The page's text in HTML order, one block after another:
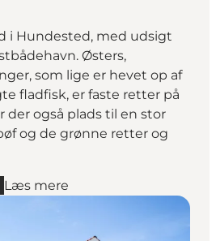
i Hundested, med udsigt
Østers,
som lige er hevet op af
fladfisk, er faste retter på
der også plads til en stor
og de grønne retter og
Læs mere